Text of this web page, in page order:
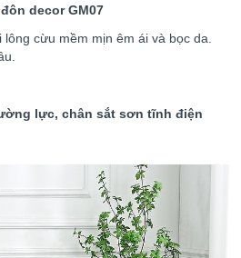
decor GM07
cừu mềm mịn êm ái và bọc da.
lực, chân sắt sơn tĩnh điện